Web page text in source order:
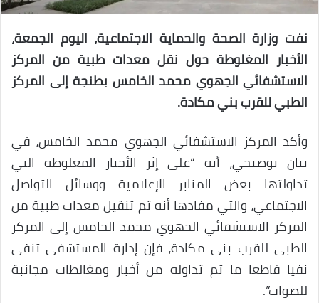
نفت وزارة الصحة والحماية الاجتماعية، اليوم الجمعة،
الأخبار المغلوطة حول نقل معدات طبية من المركز
الاستشفائي الجهوي محمد الخامس بطنجة إلى المركز
الطبي للقرب بني مكادة.
وأكد المركز الاستشفائي الجهوي محمد الخامس، في
بيان توضيحي، أنه “على إثر الأخبار المغلوطة التي
تداولتها بعض المنابر الإعلامية ووسائل التواصل
الاجتماعي، والتي مفادها أنه تم تنقيل معدات طبية من
المركز الاستشفائي الجهوي محمد الخامس إلى المركز
الطبي للقرب بني مكادة، فإن إدارة المستشفى تنفي
نفيا قاطعا ما تم تداوله من أخبار ومغالطات مجانبة
للصواب”.